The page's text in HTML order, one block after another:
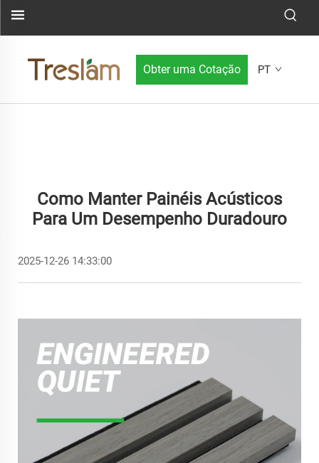
Obter uma Cotação PT
Como Manter Painéis Acústicos
Para Um Desempenho Duradouro
2025-12-26 14:33:00